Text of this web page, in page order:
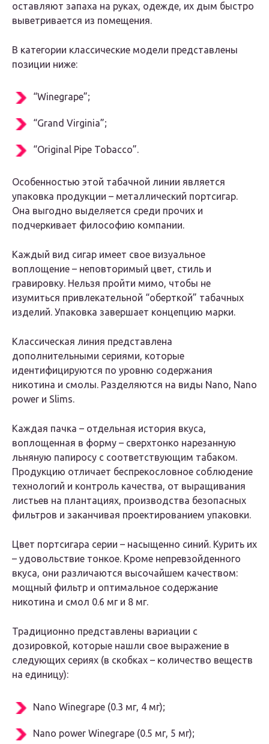
оставляют запаха на руках, одежде, их дым быстро
выветривается из помещения.
В категории классические модели представлены
позиции ниже:
“Winegrape”;
“Grand Virginia”;
“Original Pipe Tobacco”.
Особенностью этой табачной линии является
упаковка продукции – металлический портсигар.
Она выгодно выделяется среди прочих и
подчеркивает философию компании.
Каждый вид сигар имеет свое визуальное
воплощение – неповторимый цвет, стиль и
гравировку. Нельзя пройти мимо, чтобы не
изумиться привлекательной “оберткой” табачных
изделий. Упаковка завершает концепцию марки.
Классическая линия представлена
дополнительными сериями, которые
идентифицируются по уровню содержания
никотина и смолы. Разделяются на виды Nano, Nano
power и Slims.
Каждая пачка – отдельная история вкуса,
воплощенная в форму – сверхтонко нарезанную
льняную папиросу с соответствующим табаком.
Продукцию отличает беспрекословное соблюдение
технологий и контроль качества, от выращивания
листьев на плантациях, производства безопасных
фильтров и заканчивая проектированием упаковки.
Цвет портсигара серии – насыщенно синий. Курить их
– удовольствие тонкое. Кроме непревзойденного
вкуса, они различаются высочайшем качеством:
мощный фильтр и оптимальное содержание
никотина и смол 0.6 мг и 8 мг.
Традиционно представлены вариации с
дозировкой, которые нашли свое выражение в
следующих сериях (в скобках – количество веществ
на единицу):
Nano Winegrape (0.3 мг, 4 мг);
Nano power Winegrape (0.5 мг, 5 мг);